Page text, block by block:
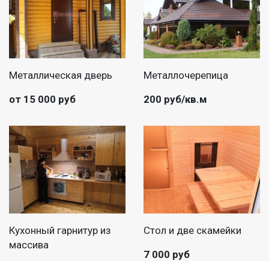
Металлическая дверь
от 15 000 руб
Металлочерепица
200 руб/кв.м
Кухонный гарнитур из
массива
Стол и две скамейки
7 000 руб